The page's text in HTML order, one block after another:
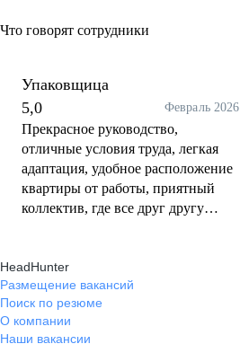
Что говорят сотрудники
Упаковщица
5,0
Февраль 2026
Прекрасное руководство,
отличные условия труда, легкая
адаптация, удобное расположение
квартиры от работы, приятный
коллектив, где все друг другу
HeadHunter
Размещение вакансий
Поиск по резюме
О компании
Наши вакансии